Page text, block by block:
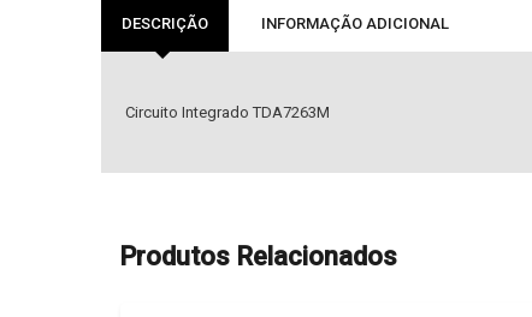
DESCRIÇÃO INFORMAÇÃO ADICIONAL
Circuito Integrado TDA7263M
Produtos Relacionados